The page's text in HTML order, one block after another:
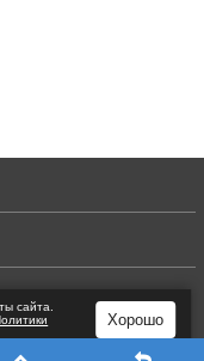
сайта.
Хорошо